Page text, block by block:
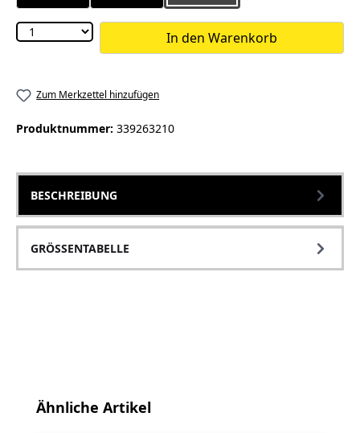
In den Warenkorb
Zum Merkzettel hinzufügen
Produktnummer: 339263210
BESCHREIBUNG
GRÖSSENTABELLE
Produktgalerie überspringen
Ähnliche Artikel